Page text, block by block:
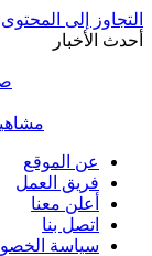
التجاوز إلى المحتوى
أحدث الأخبار
عن الموقع
فريق العمل
أعلن معنا
اتصل بنا
سياسة